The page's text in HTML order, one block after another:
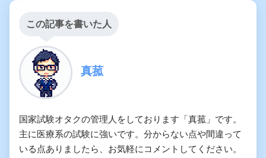
この記事を書いた人
真菰
国家試験オタクの管理人をしております「真菰」です。
主に医療系の試験に強いです。分からない点や間違って
いる点ありましたら、お気軽にコメントしてください。